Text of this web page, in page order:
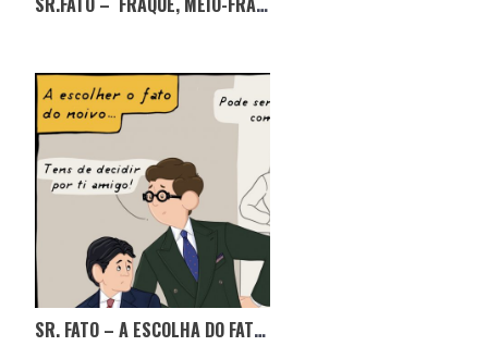
SR. FATO – A ESCOLHA DO FATO DO NOIVO!